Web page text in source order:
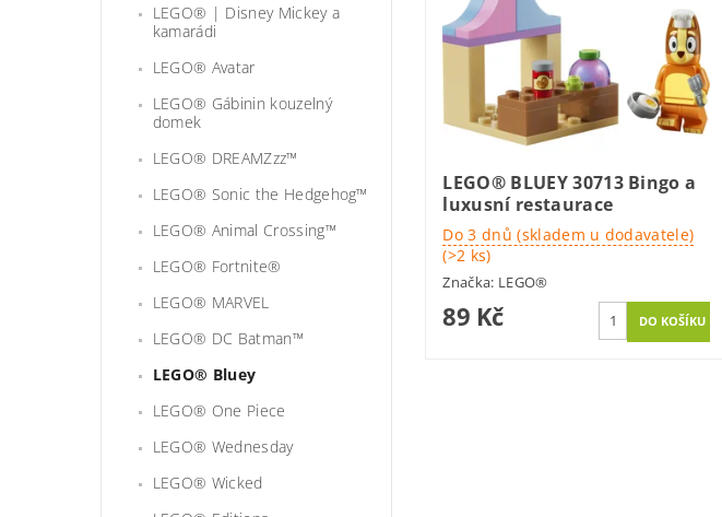
LEGO® | Disney Mickey a
kamarádi
LEGO® Avatar
LEGO® Gábinin kouzelný
domek
LEGO® DREAMZzz™
LEGO® Sonic the Hedgehog™
LEGO® Animal Crossing™
LEGO® Fortnite®
LEGO® MARVEL
LEGO® DC Batman™
LEGO® Bluey
LEGO® One Piece
LEGO® Wednesday
LEGO® Wicked
LEGO® BLUEY 30713 Bingo a
luxusní restaurace
Do 3 dnů (skladem u dodavatele)
(>2 ks)
Značka: LEGO®
89 Kč